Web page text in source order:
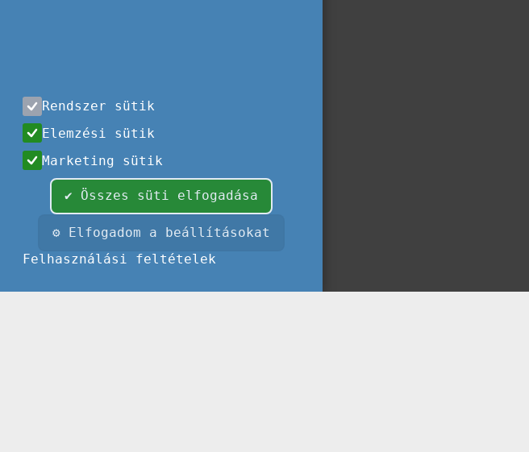
Rendszer sütik
Elemzési sütik
Marketing sütik
✔ Összes süti elfogadása
⚙ Elfogadom a beállításokat
Felhasználási feltételek